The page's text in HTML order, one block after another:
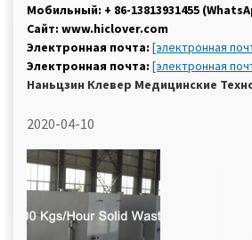
Мобильный: + 86-13813931455
Сайт: www.hiclover.com
Электронная почта: [электронная
Электронная почта: [электронная
Наньцзин Клевер Медицинские
2020-04-10